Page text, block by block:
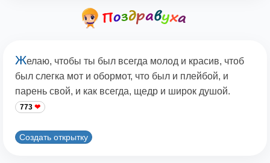
Желаю, чтобы ты был всегда молод и красив, чтоб
был слегка мот и обормот, что был и плейбой, и
парень свой, и как всегда, щедр и широк душой.
773
Создать открытку